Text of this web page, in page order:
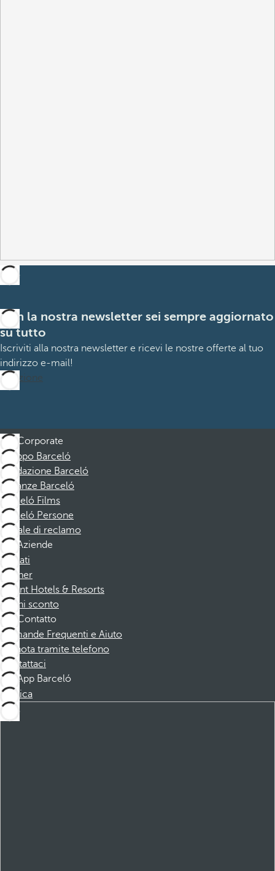
Con la nostra newsletter sei sempre aggiornato
su tutto
Iscriviti alla nostra newsletter e ricevi le nostre offerte al tuo
indirizzo e-mail!
Iscrizione
Corporate
Gruppo Barceló
Fondazione Barceló
Vacanze Barceló
Barceló Films
Barceló Persone
Canale di reclamo
Aziende
Affiliati
Partner
Dorint Hotels & Resorts
Buoni sconto
Contatto
Domande Frequenti e Aiuto
Prenota tramite telefono
Contattaci
App Barceló
Scarica